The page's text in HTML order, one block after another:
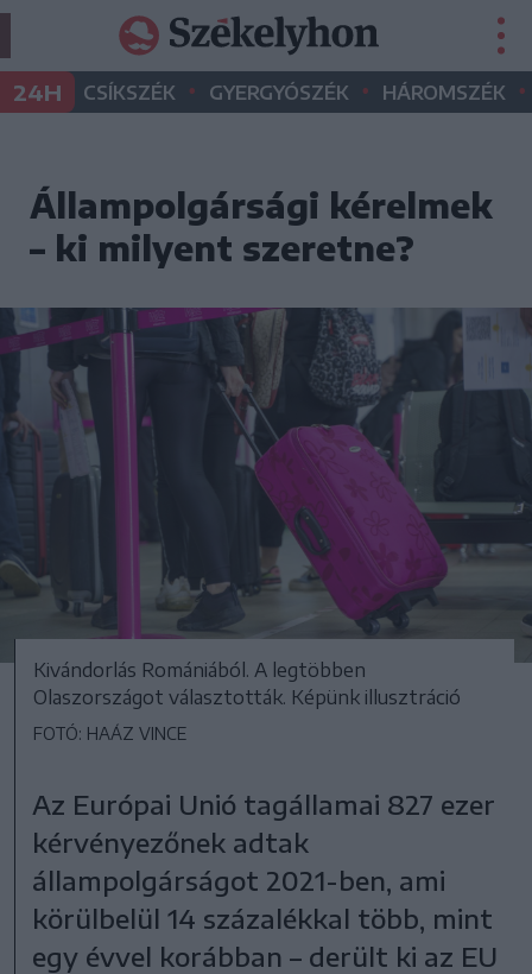
24H CSÍKSZÉK • GYERGYÓSZÉK • HÁROMSZÉK •
Állampolgársági kérelmek
– ki milyent szeretne?
Kivándorlás Romániából. A legtöbben
Olaszországot választották. Képünk illusztráció
FOTÓ: HAÁZ VINCE
Az Európai Unió tagállamai 827 ezer
kérvényezőnek adtak
állampolgárságot 2021-ben, ami
körülbelül 14 százalékkal több, mint
egy évvel korábban – derült ki az EU